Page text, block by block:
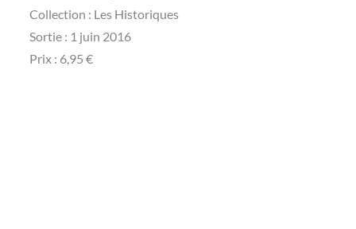
Collection : Les Historiques
Sortie : 1 juin 2016
Prix : 6,95 €